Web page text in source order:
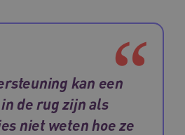
kan een
de rug zijn als
niet weten hoe ze